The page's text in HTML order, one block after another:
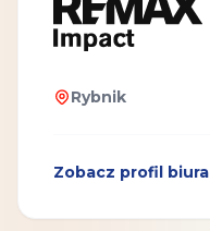
Rybnik
Zobacz profil biura